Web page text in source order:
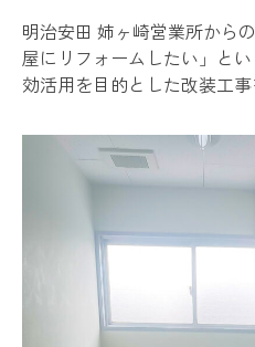
明治安田 姉ヶ崎営業所から
屋にリフォームしたい」と
効活用を目的とした改装工事